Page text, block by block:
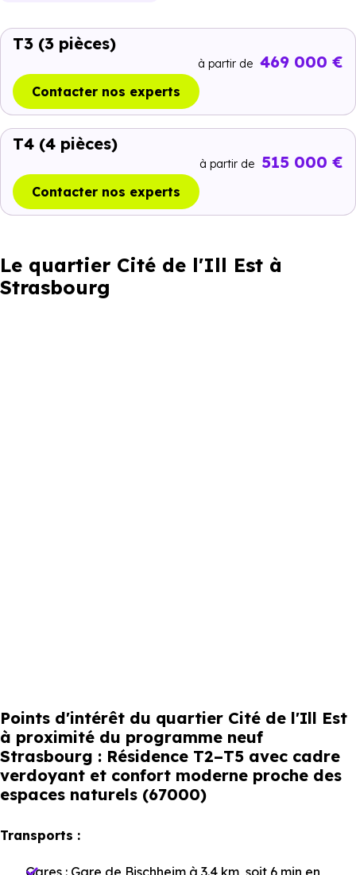
T3 (3 pièces)
à partir de 469 000 €
Contacter nos experts
T4 (4 pièces)
à partir de 515 000 €
Contacter nos experts
Le quartier Cité de l'Ill Est à
Strasbourg
Points d'intérêt du quartier Cité de l'Ill Est
à proximité du programme neuf
Strasbourg : Résidence T2–T5 avec cadre
verdoyant et confort moderne proche des
espaces naturels (67000)
Transports :
Gares : Gare de Bischheim à 3.4 km, soit 6 min en